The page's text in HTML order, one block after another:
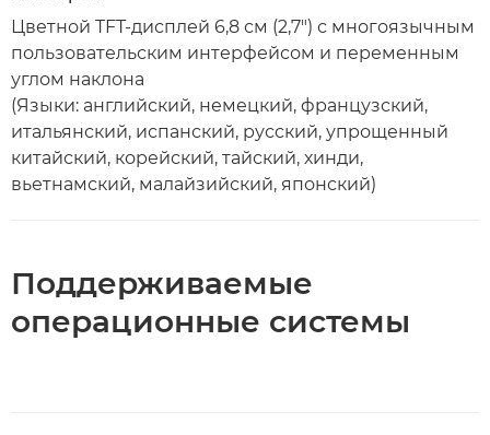
Цветной TFT-дисплей 6,8 см (2,7") с многоязычным
пользовательским интерфейсом и переменным
углом наклона
(Языки: английский, немецкий, французский,
итальянский, испанский, русский, упрощенный
китайский, корейский, тайский, хинди,
вьетнамский, малайзийский, японский)
Поддерживаемые
операционные системы